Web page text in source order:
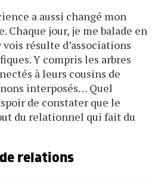
a aussi changé mon
Chaque jour, je me balade en
résulte d’associations
Y compris les arbres
à leurs cousins de
interposés… Quel
de constater que le
du relationnel qui fait du
relations